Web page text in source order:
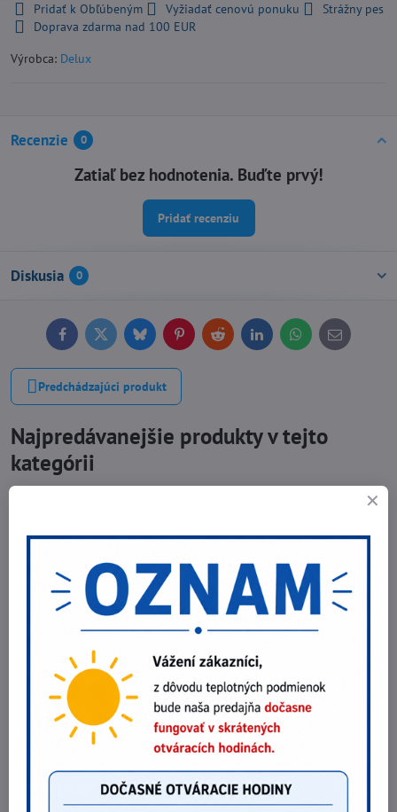
Pridať k Obľúbeným Vyžiadať cenovú ponuku
Strážny pes
Doprava zdarma nad 100 EUR
Výrobca: Delux
Recenzie 0
Zatiaľ bez hodnotenia. Buďte prvý!
Pridať recenziu
Diskusia 0
FacebookTwitterBlueskyPinterestReddit LinkedInWhatsApp
E-
mail
Predchádzajúci produkt
Najpredávanejšie produkty v tejto
kategórii
3,38 € Do košíka
Antiperspirant & Shoe Deospray 2in1 VM
12,92 € Do košíka
Krém na obuv Delux GOLD CARE 200ml box s hubkou
čierny
3,08 €
2,50 €bez DPH
Potrebujete poradiť?